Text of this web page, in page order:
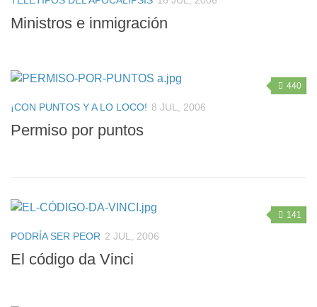
Ministros e inmigración
440
¡CON PUNTOS Y A LO LOCO! 8 JUL, 2006
Permiso por puntos
141
PODRÍA SER PEOR 2 JUL, 2006
El código da Vinci